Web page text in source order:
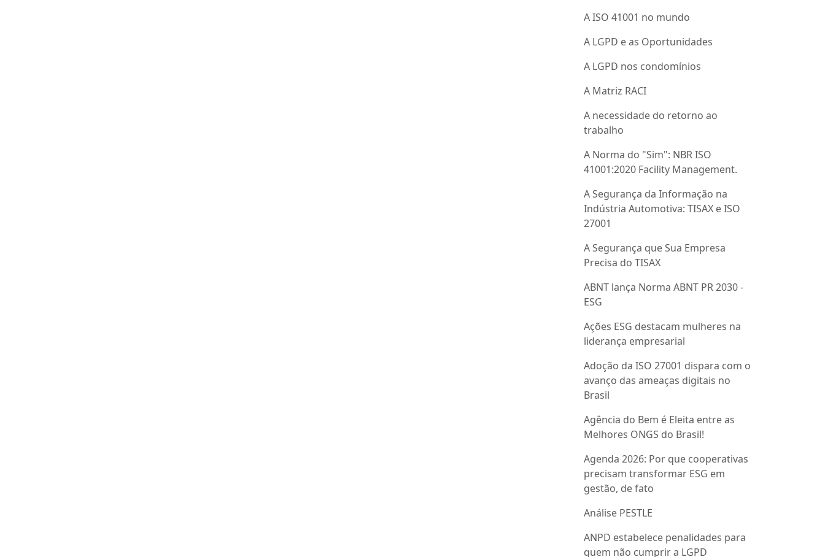
A ISO 41001 no mundo
A LGPD e as Oportunidades
A LGPD nos condomínios
A Matriz RACI
A necessidade do retorno ao
trabalho
A Norma do "Sim": NBR ISO
41001:2020 Facility Management.
A Segurança da Informação na
Indústria Automotiva: TISAX e ISO
27001
A Segurança que Sua Empresa
Precisa do TISAX
ABNT lança Norma ABNT PR 2030 -
ESG
Ações ESG destacam mulheres na
liderança empresarial
Adoção da ISO 27001 dispara com o
avanço das ameaças digitais no
Brasil
Agência do Bem é Eleita entre as
Melhores ONGS do Brasil!
Agenda 2026: Por que cooperativas
precisam transformar ESG em
gestão, de fato
Análise PESTLE
ANPD estabelece penalidades para
quem não cumprir a LGPD